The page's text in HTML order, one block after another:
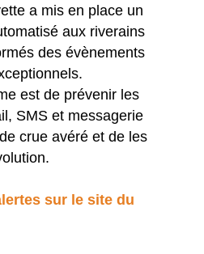
a mis en place un
aux riverains
des évènements
est de prévenir les
SMS et messagerie
crue avéré et de les
sur le site du